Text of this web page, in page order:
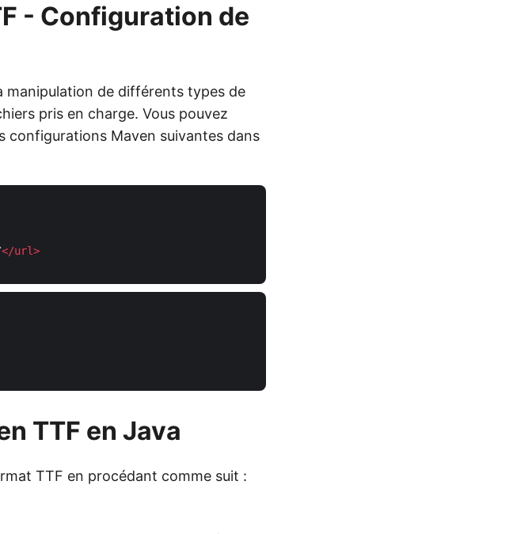
- Configuration de
manipulation de différents types de
pris en charge. Vous pouvez
configurations Maven suivantes dans
</url>
TTF en Java
TTF en procédant comme suit :